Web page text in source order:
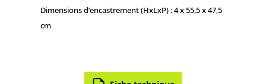
Dimensions d’encastrement (HxLxP) : 4 x 55,5 x 47,5
cm